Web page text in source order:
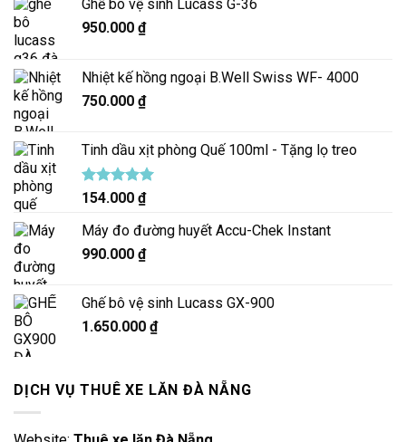
Ghế bô vệ sinh Lucass G-36
950.000 ₫
Nhiệt kế hồng ngoại B.Well Swiss WF- 4000
750.000 ₫
Tinh dầu xịt phòng Quế 100ml - Tặng lọ treo
Được xếp
5.00
5 sao
154.000 ₫
Máy đo đường huyết Accu-Chek Instant
990.000 ₫
Ghế bô vệ sinh Lucass GX-900
1.650.000 ₫
DỊCH VỤ THUÊ XE LĂN ĐÀ NẴNG